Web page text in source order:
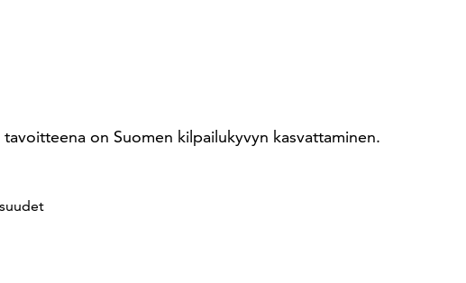
on Suomen kilpailukyvyn kasvattaminen.